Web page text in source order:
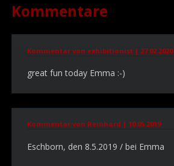
Kommentare
Kommentar von exhibitionist | 27.02.2020
great fun today Emma :-)
Kommentar von Reinhard | 10.05.2019
Eschborn, den 8.5.2019 / bei Emma